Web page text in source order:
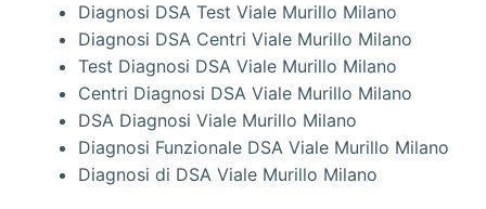
Diagnosi DSA Test Viale Murillo Milano
Diagnosi DSA Centri Viale Murillo Milano
Test Diagnosi DSA Viale Murillo Milano
Centri Diagnosi DSA Viale Murillo Milano
DSA Diagnosi Viale Murillo Milano
Diagnosi Funzionale DSA Viale Murillo Milano
Diagnosi di DSA Viale Murillo Milano